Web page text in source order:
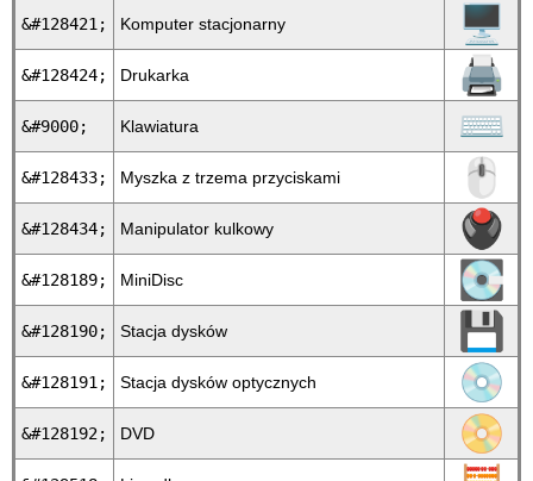
&#128421; Komputer stacjonarny 🖥
&#128424; Drukarka 🖨
&#9000; Klawiatura ⌨
&#128433; Myszka z trzema przyciskami 🖱
&#128434; Manipulator kulkowy 🖲
&#128189; MiniDisc 💽
&#128190; Stacja dysków 💾
&#128191; Stacja dysków optycznych 💿
&#128192; DVD 📀